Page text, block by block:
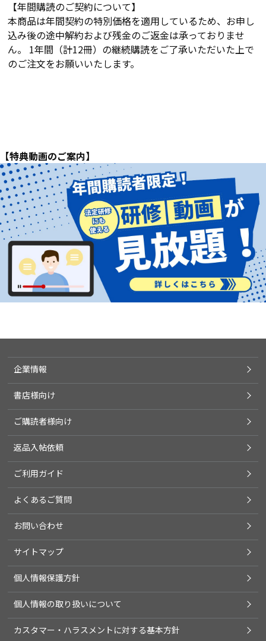
【年間購読のご契約について】
本商品は年間契約の特別価格を適用しているため、お申し
込み後の途中解約および残金のご返金は承っておりませ
ん。 1年間（計12冊）の継続購読をご了承いただいた上で
のご注文をお願いいたします。
【特典動画のご案内】
企業情報
書店様向け
ご購読者様向け
返品入帖依頼
ご利用ガイド
よくあるご質問
お問い合わせ
サイトマップ
個人情報保護方針
個人情報の取り扱いについて
カスタマー・ハラスメントに対する基本方針